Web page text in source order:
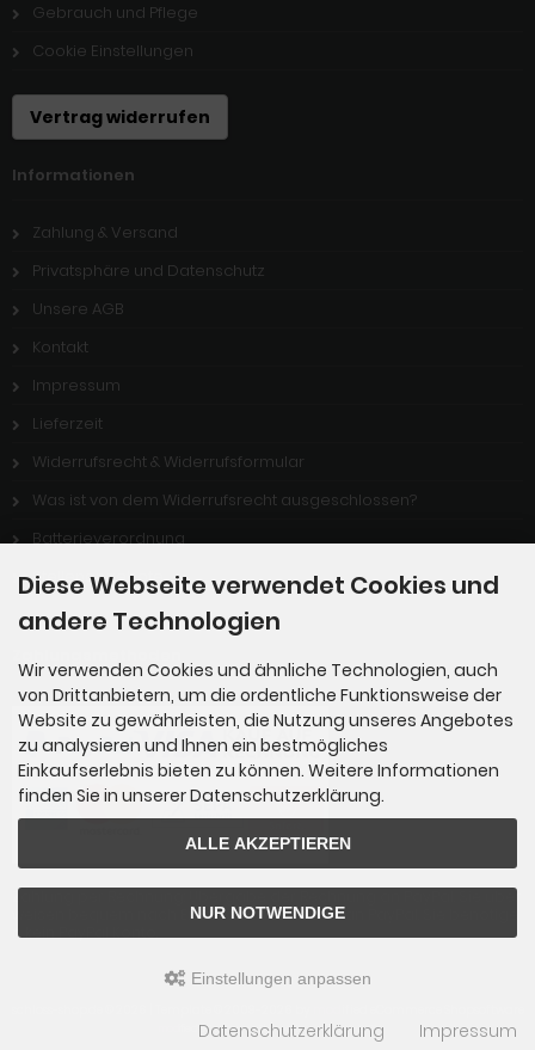
Gebrauch und Pflege
Cookie Einstellungen
Vertrag widerrufen
Informationen
Zahlung & Versand
Privatsphäre und Datenschutz
Unsere AGB
Kontakt
Impressum
Lieferzeit
Widerrufsrecht & Widerrufsformular
Was ist von dem Widerrufsrecht ausgeschlossen?
Batterieverordnung
Stellenangebote
Zahlung per Rechnung: Übergabe der Rechnung an PayPal. Sie über
weisen bequem nach Erhalt der Ware direkt an PayPal. Sie benötige
n kein PayPal Konto.
ified eCommerce Shopsoftware © 2009-2026
Diese Webseite verwendet Cookies und
andere Technologien
Wir verwenden Cookies und ähnliche Technologien, auch
von Drittanbietern, um die ordentliche Funktionsweise der
Website zu gewährleisten, die Nutzung unseres Angebotes
zu analysieren und Ihnen ein bestmögliches
Einkaufserlebnis bieten zu können. Weitere Informationen
finden Sie in unserer Datenschutzerklärung.
ALLE AKZEPTIEREN
NUR NOTWENDIGE
Einstellungen anpassen
Datenschutzerklärung Impressum